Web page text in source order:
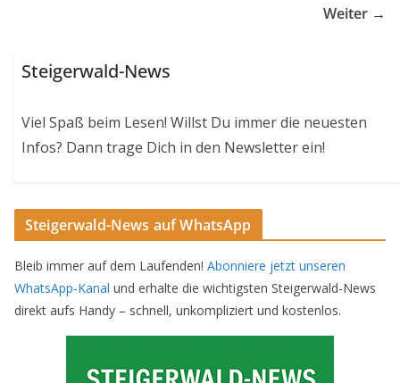
Weiter →
Steigerwald-News
Viel Spaß beim Lesen! Willst Du immer die neuesten
Infos? Dann trage Dich in den Newsletter ein!
Steigerwald-News auf WhatsApp
Bleib immer auf dem Laufenden! Abonniere jetzt unseren
WhatsApp-Kanal und erhalte die wichtigsten Steigerwald-News
direkt aufs Handy – schnell, unkompliziert und kostenlos.